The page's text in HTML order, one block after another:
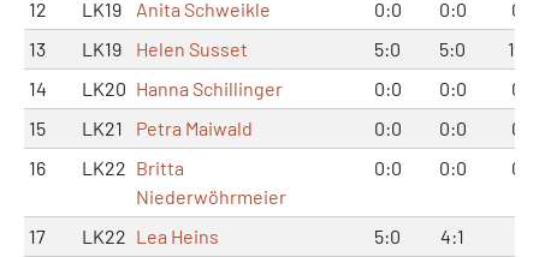
12
LK19 Anita Schweikle 0:0 0:0
0:0
13
LK19 Helen Susset 5:0 5:0
14
LK20 Hanna Schillinger 0:0 0:0
0:0
15
LK21 Petra Maiwald 0:0 0:0
0:0
16
LK22 Britta
Niederwöhrmeier
0:0 0:0 0:0
17 LK22 Lea Heins 5:0 4:1